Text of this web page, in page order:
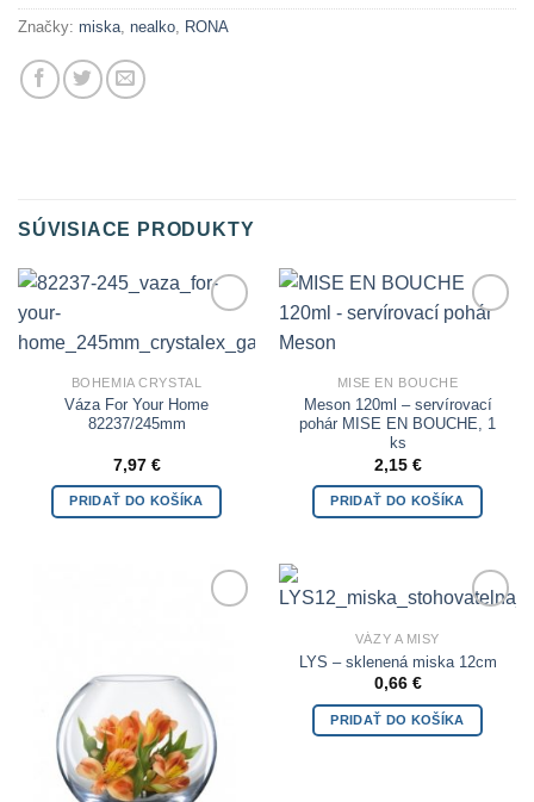
Značky: miska nealko RONA
SÚVISIACE PRODUKTY
Wishlist
BOHEMIA CRYSTAL
Váza For Your Home
82237/245mm
7,97 €
PRIDAŤ DO KOŠÍKA
MISE EN BOUCHE
Meson 120ml – servírovací
pohár MISE EN BOUCHE, 1
ks
2,15 €
PRIDAŤ DO KOŠÍKA
VÁZY A MISY
LYS – sklenená miska 12cm
0,66 €
PRIDAŤ DO KOŠÍKA